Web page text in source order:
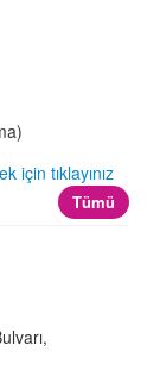
için tıklayınız
Tümü